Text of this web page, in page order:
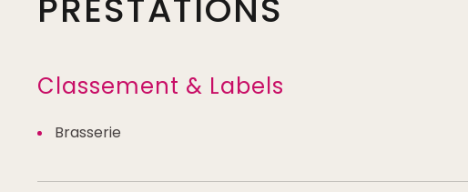
Classement & Labels
Brasserie